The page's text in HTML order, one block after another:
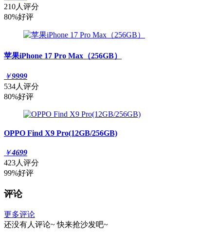
210人评分
80%好评
苹果iPhone 17 Pro Max（256GB）
￥9999
534人评分
80%好评
OPPO Find X9 Pro(12GB/256GB)
￥4699
423人评分
99%好评
评论
更多评论
还没有人评论~ 快来抢沙发吧~